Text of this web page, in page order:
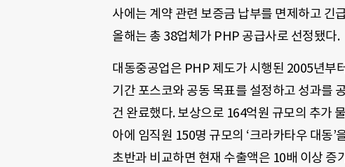
사에는 계약 관련 보증금 납부를 면제하고 긴
올해는 총 38업체가 PHP 공급사로 선정됐다.
대동중공업은 PHP 제도가 시행된 2005년부
기간 포스코와 공동 목표를 설정하고 성과를
건 완료했다. 보상으로 164억원 규모의 추가
아에 임직원 150명 규모의 ‘크라카타우 대동
초반과 비교하면 현재 수출액은 10배 이상